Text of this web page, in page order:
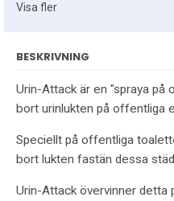
Visa fler
BESKRIVNING
Urin-Attack är en "spraya på
bort urinlukten på offentliga
Speciellt på offentliga
bort lukten fastän dessa
Urin-Attack övervinner detta